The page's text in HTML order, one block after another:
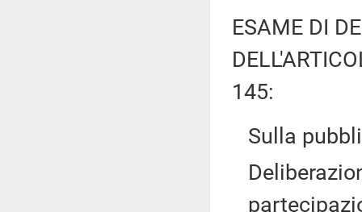
ESAME DI
145:
Sulla